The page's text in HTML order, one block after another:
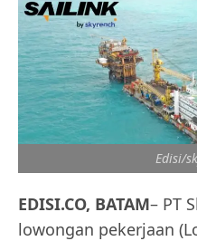
Edisi/
EDISI.CO, BATAM– PT
lowongan pekerjaan